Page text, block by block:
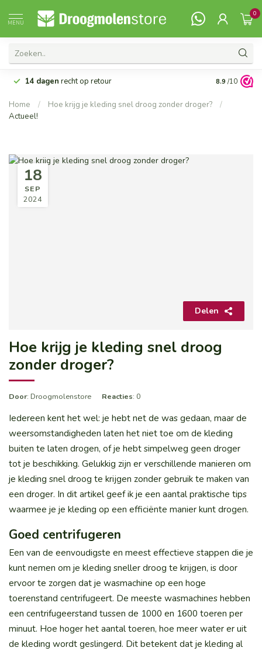
MENU
0
14 dagen recht op retour Vanaf 99,-
8.9 /10
Home / Hoe krijg je kleding snel droog zonder droger?
/
Actueel!
18
SEP
2024
Delen
Hoe krijg je kleding snel droog
zonder droger?
Door: Droogmolenstore Reacties: 0
Iedereen kent het wel: je hebt net de was gedaan, maar de
weersomstandigheden laten het niet toe om de kleding
buiten te laten drogen, of je hebt simpelweg geen droger
tot je beschikking. Gelukkig zijn er verschillende manieren om
je kleding snel droog te krijgen zonder gebruik te maken van
een droger. In dit artikel geef ik je een aantal praktische tips
waarmee je je kleding op een efficiënte manier kunt drogen.
Goed centrifugeren
Een van de eenvoudigste en meest effectieve stappen die je
kunt nemen om je kleding sneller droog te krijgen, is door
ervoor te zorgen dat je wasmachine op een hoge
toerenstand centrifugeert. De meeste wasmachines hebben
een centrifugeerstand tussen de 1000 en 1600 toeren per
minuut. Hoe hoger het aantal toeren, hoe meer water er uit
de kleding wordt geslingerd. Dit betekent dat je kleding al